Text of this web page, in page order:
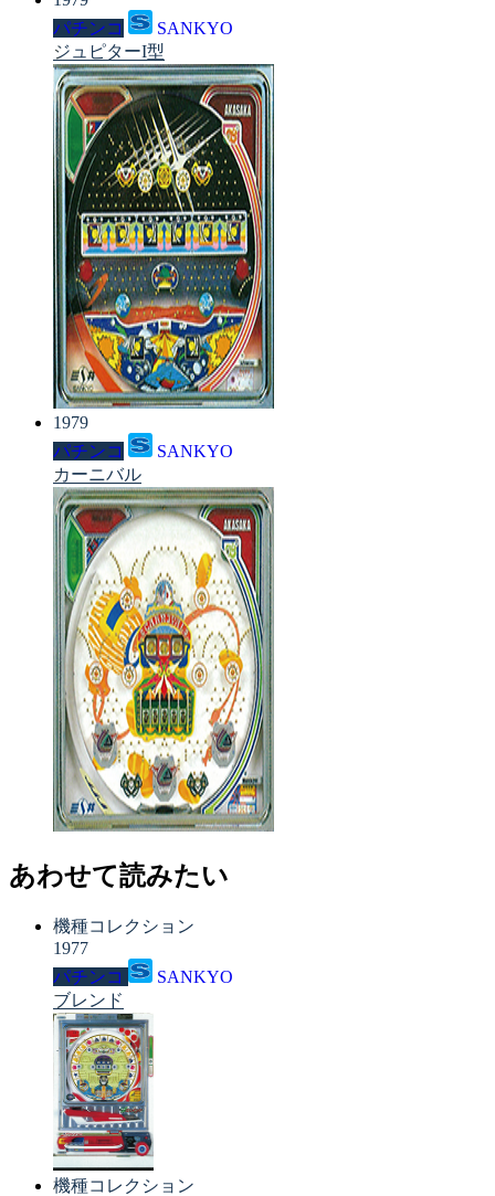
パチンコ
SANKYO
ジュピターI型
1979
パチンコ
SANKYO
カーニバル
あわせて読みたい
機種コレクション
1977
パチンコ
SANKYO
ブレンド
機種コレクション